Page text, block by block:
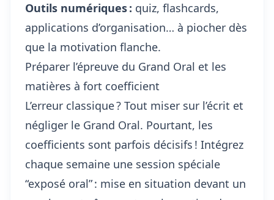
Outils numériques : quiz, flashcards,
applications d’organisation… à piocher dès
que la motivation flanche.
Préparer l’épreuve du Grand Oral et les
matières à fort coefficient
L’erreur classique ? Tout miser sur l’écrit et
négliger le Grand Oral. Pourtant, les
coefficients sont parfois décisifs ! Intégrez
chaque semaine une session spéciale
“exposé oral” : mise en situation devant un